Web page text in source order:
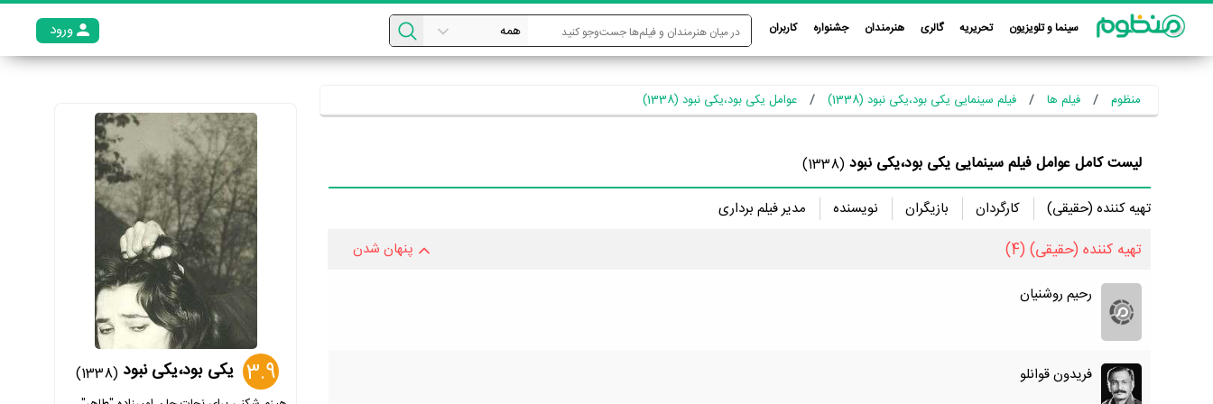
سینما و تلویزیون تحریریه گالری هنرمندان جشنواره کاربران ورود
منظوم فیلم ها فیلم سینمایی یکی بود،یکی نبود (1338) عوامل یکی بود،یکی نبود (1338)
لیست کامل عوامل فیلم سینمایی یکی بود،یکی نبود (1338)
تهیه کننده (حقیقی)
کارگردان بازیگران نویسنده مدیر فیلم برداری
تهیه کننده (حقیقی) (4)
پنهان شدن
رحیم روشنیان
فریدون قوانلو 3.9 یکی بود،یکی نبود (1338)